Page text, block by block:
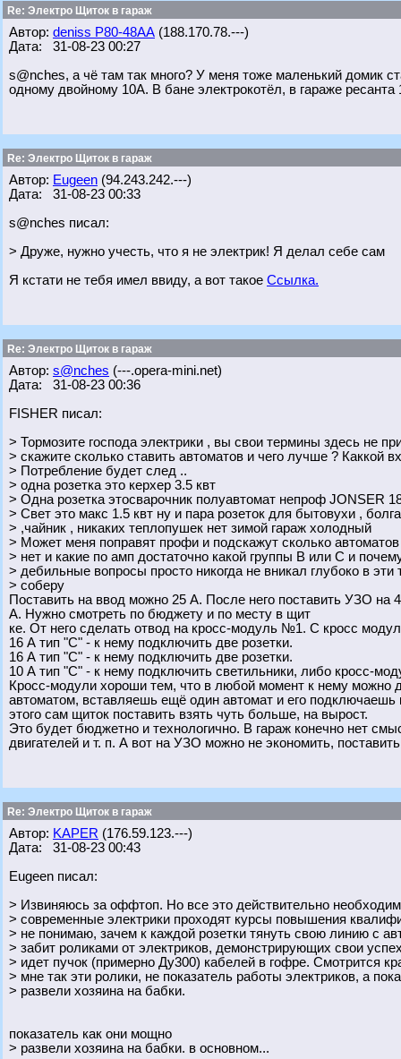
Re: Электро Щиток в гараж
Автор: deniss Р80-48АА (188.170.78.---)
Дата: 31-08-23 00:27
s@nches, а чё там так много? У меня тоже маленький домик
одному двойному 10А. В бане электрокотёл, в гараже
Re: Электро Щиток в гараж
Автор: Eugeen (94.243.242.---)
Дата: 31-08-23 00:33
s@nches писал:
> Друже, нужно учесть, что я не электрик! Я делал себе сам
Я кстати не тебя имел ввиду, а вот такое Ссылка.
Re: Электро Щиток в гараж
Автор: s@nches (---.opera-mini.net)
Дата: 31-08-23 00:36
FISHER писал:
> Тормозите господа электрики , вы свои термины здесь не
> скажите сколько ставить автоматов и чего лучше ? Каккой
> Потребление будет след ..
> одна розетка это керхер 3.5 квт
> Одна розетка этосварочник полуавтомат непроф JONSER
> Свет это макс 1.5 квт ну и пара розеток для бытовухи ,
> ,чайник , никаких теплопушек нет зимой гараж холодный
> Может меня поправят профи и подскажут сколько
> нет и какие по амп достаточно какой группы B или С и
> дебильные вопросы просто никогда не вникал глубоко в
> соберу
Поставить на ввод можно 25 А. После него поставить УЗО
А. Нужно смотреть по бюджету и по месту в щит
ке. От него сделать отвод на кросс-модуль №1. С кросс
16 А тип "С" - к нему подключить две розетки.
16 А тип "С" - к нему подключить две розетки.
10 А тип "С" - к нему подключить светильники, либо кросс-
Кросс-модули хороши тем, что в любой момент к нему можно
автоматом, вставляешь ещё один автомат и его
этого сам щиток поставить взять чуть больше, на вырост.
Это будет бюджетно и технологично. В гараж конечно нет
двигателей и т. п. А вот на УЗО можно не экономить,
Re: Электро Щиток в гараж
Автор: KAPER (176.59.123.---)
Дата: 31-08-23 00:43
Eugeen писал:
> Извиняюсь за оффтоп. Но все это действительно
> современные электрики проходят курсы повышения
> не понимаю, зачем к каждой розетки тянуть свою линию с
> забит роликами от электриков, демонстрирующих свои
> идет пучок (примерно Ду300) кабелей в гофре. Смотрится
> мне так эти ролики, не показатель работы электриков, а
> развели хозяина на бабки.
показатель как они мощно
> развели хозяина на бабки. в основном...